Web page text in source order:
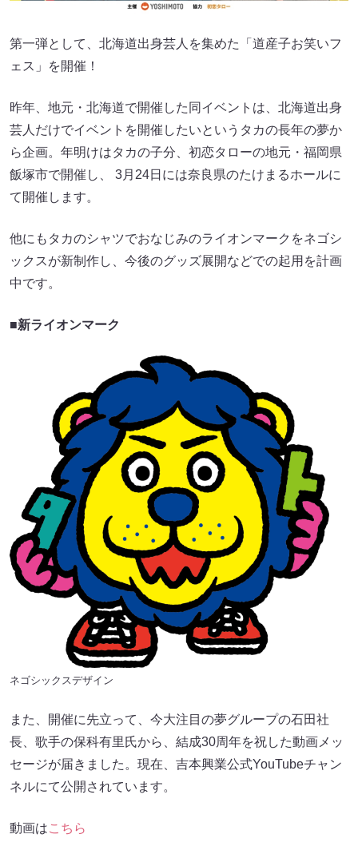
第一弾として、北海道出身芸人を集めた「道産子お笑いフ
ェス」を開催！
昨年、地元・北海道で開催した同イベントは、北海道出身
芸人だけでイベントを開催したいというタカの長年の夢か
ら企画。年明けはタカの子分、初恋タローの地元・福岡県
飯塚市で開催し、 3月24日には奈良県のたけまるホールに
て開催します。
他にもタカのシャツでおなじみのライオンマークをネゴシ
ックスが新制作し、今後のグッズ展開などでの起用を計画
中です。
■新ライオンマーク
ネゴシックスデザイン
また、開催に先立って、今大注目の夢グループの石田社
長、歌手の保科有里氏から、結成30周年を祝した動画メッ
セージが届きました。現在、吉本興業公式YouTubeチャン
ネルにて公開されています。
動画はこちら